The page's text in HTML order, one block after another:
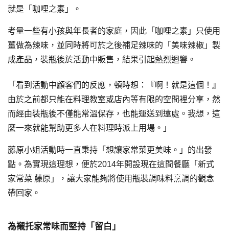
就是「咖哩之素」。
考量一些有小孩與年長者的家庭，因此「咖哩之素」只使用
薑做為辣味，並同時將可於之後補足辣味的「美味辣椒」製
成產品，裝瓶後於活動中販售，結果引起熱烈迴響。
「看到活動中顧客們的反應，頓時想：『啊！就是這個！』
由於之前都只能在料理教室或店內等有限的空間裡分享，然
而經由裝瓶後不僅能常溫保存，也能運送到遠處。我想，這
麼一來就能幫助更多人在料理時派上用場。」
藤原小姐活動時一直秉持「想讓家常菜更美味。」的出發
點。為實現這理想，便於2014年開設現在這間餐廳「新式
家常菜 藤原」，讓大家能夠將使用瓶裝調味料烹調的觀念
帶回家。
為襯托家常味而堅持「留白」